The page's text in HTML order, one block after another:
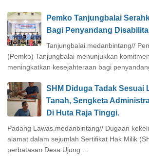
Pemko Tanjungbalai
Bagi Penyandang
Tanjungbalai.medanbintang//
(Pemko) Tanjungbalai menunjukkan
meningkatkan kesejahteraan bagi
SHM Diduga Tadak Sesuai
Tanah, Sengketa
Di Huta Raja Tinggi.
Padang Lawas.medanbintang// Dugaan
alamat dalam sejumlah Sertifikat Hak Milik
perbatasan Desa Ujung ...